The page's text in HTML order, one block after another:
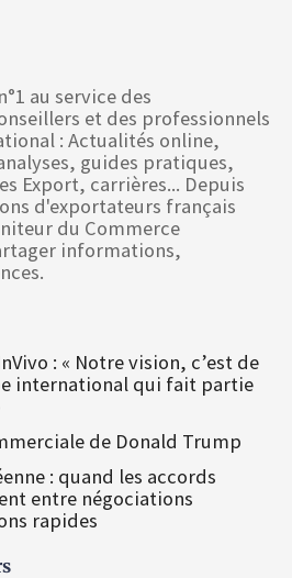
au service des
et des professionnels
: Actualités online,
guides pratiques,
Export, carrières... Depuis
d'exportateurs français
du Commerce
informations,
: « Notre vision, c’est de
international qui fait partie
de Donald Trump
: quand les accords
entre négociations
rapides